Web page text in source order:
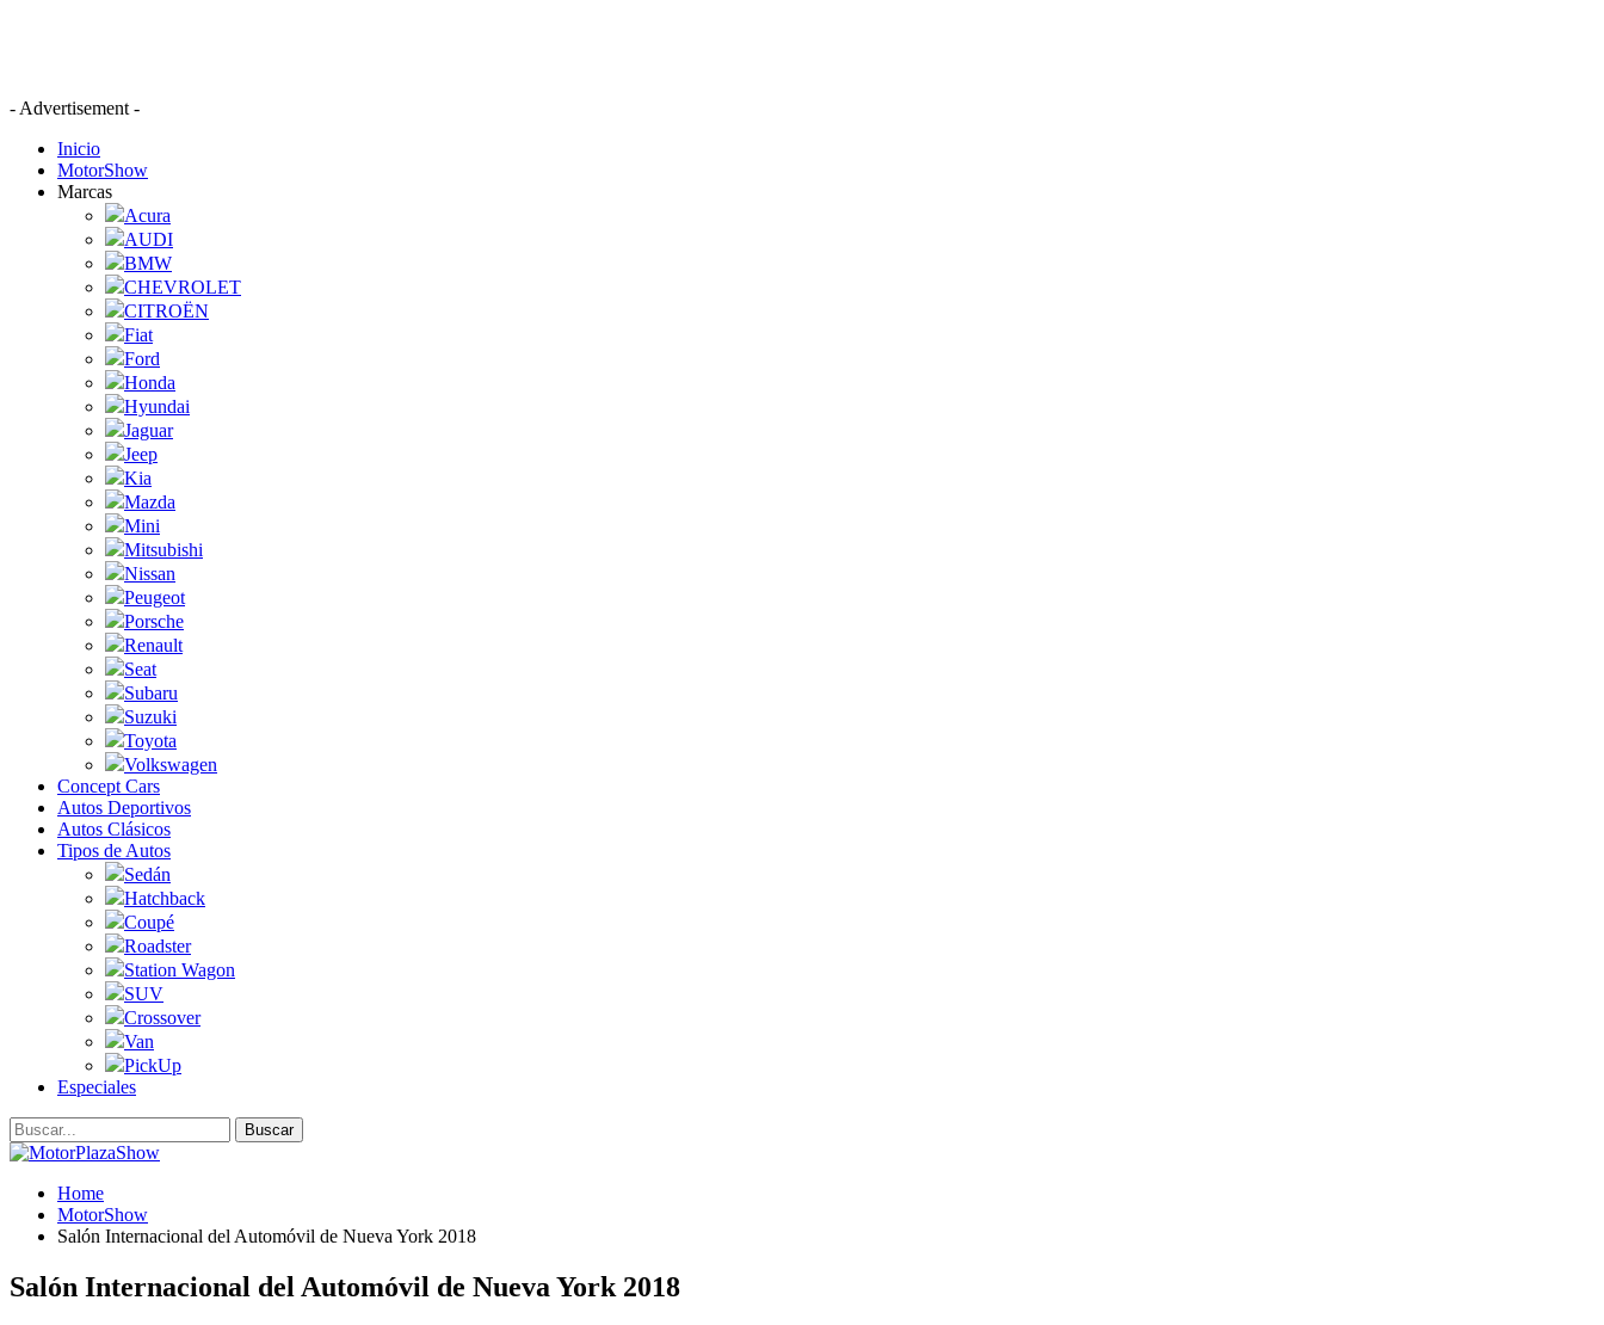
- Advertisement -
Inicio
MotorShow
Marcas
Acura
AUDI
BMW
CHEVROLET
CITROËN
Fiat
Ford
Honda
Hyundai
Jaguar
Jeep
Kia
Mazda
Mini
Mitsubishi
Nissan
Peugeot
Porsche
Renault
Seat
Subaru
Suzuki
Toyota
Volkswagen
Concept Cars
Autos Deportivos
Autos Clásicos
Tipos de Autos
Sedán
Hatchback
Coupé
Roadster
Station Wagon
SUV
Crossover
Van
PickUp
Especiales
Home
MotorShow
Salón Internacional del Automóvil de Nueva York 2018
Salón Internacional del Automóvil de Nueva York 2018